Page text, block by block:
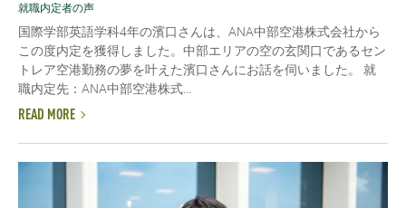
就職内定者の声
国際学部英語学科4年の濱口さんは、ANA中部空港株式会社から
この度内定を獲得しました。中部エリアの空の玄関口であるセン
トレア空港勤務の夢を叶えた濱口さんにお話を伺いました。 就
職内定先：ANA中部空港株式...
READ MORE